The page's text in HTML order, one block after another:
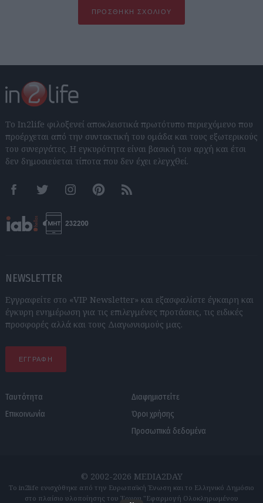
ΠΡΟΣΘΉΚΗ ΣΧΟΛΊΟΥ
Το In2life φιλοξενεί αποκλειστικά πρωτότυπο περιεχόμενο που
προέρχεται από την συντακτική του ομάδα και τους εξωτερικούς
του συνεργάτες. Η εγκυρότητα είναι βασική του αρχή και έτσι
δεν δημοσιεύεται τίποτα που δεν έχει ελεγχθεί.
FacebookTwitter InstagramPinterestRSS feeds
NEWSLETTER
Εγγραφείτε στο «VIP Newsletter» και εξασφαλίστε έγκαιρη και
έγκυρη ενημέρωση για τις επιλεγμένες προτάσεις, τις ειδικές
προσφορές αλλά και τους Διαγωνισμούς μας.
ΕΓΓΡΑΦΗ
Ταυτότητα
Επικοινωνία
Διαφημιστείτε
Όροι χρήσης
Προσωπικά δεδομένα
© 2002-2026 MEDIA2DAY
Το in2life ενισχύθηκε από την Ευρωπαϊκή Ένωση και το Ελληνικό Δημόσιο
στο πλαίσιο υλοποίησης του Έργου "Εφαρμογή Ολοκληρωμένου